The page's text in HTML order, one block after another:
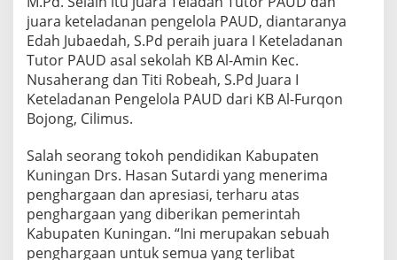
juara keteladanan pengelola PAUD, diantaranya
Edah Jubaedah, S.Pd peraih juara I Keteladanan
Tutor PAUD asal sekolah KB Al-Amin Kec.
Nusaherang dan Titi Robeah, S.Pd Juara I
Keteladanan Pengelola PAUD dari KB Al-Furqon
Bojong, Cilimus.
Salah seorang tokoh pendidikan Kabupaten
Kuningan Drs. Hasan Sutardi yang menerima
penghargaan dan apresiasi, terharu atas
penghargaan yang diberikan pemerintah
Kabupaten Kuningan. “Ini merupakan sebuah
penghargaan untuk semua yang terlibat